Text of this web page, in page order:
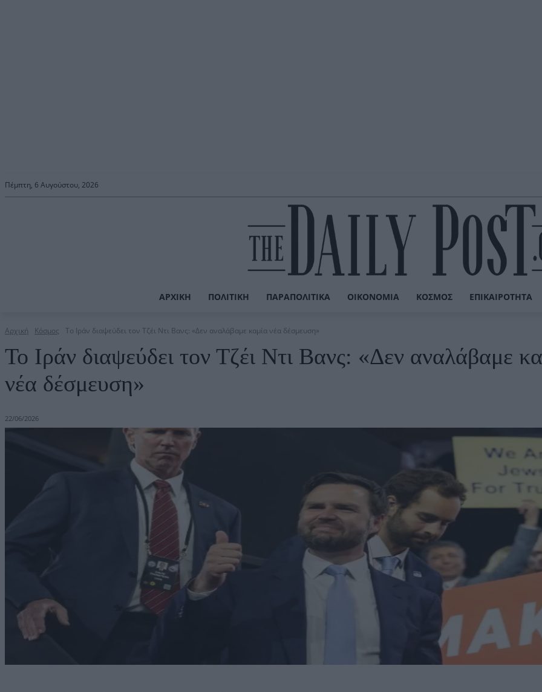
Πέμπτη, 6 Αυγούστου, 2026
ΑΡΧΙΚΉ ΠΟΛΙΤΙΚΉ ΠΑΡΑΠΟΛΙΤΙΚΆ ΟΙΚΟΝΟΜΊΑ ΚΌΣΜΟΣ ΕΠΙΚΑΙΡΌΤΗΤΑ
Αρχική Κόσμος Το Ιράν διαψεύδει τον Τζέι Ντι Βανς: «Δεν αναλάβαμε καμία νέα δέσμευση»
Το Ιράν διαψεύδει τον Τζέι Ντι Βανς: «Δεν αναλάβαμε
νέα δέσμευση»
22/06/2026